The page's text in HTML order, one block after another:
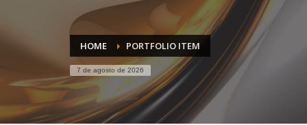
HOME PORTFOLIO ITEM
7 de agosto de 2026